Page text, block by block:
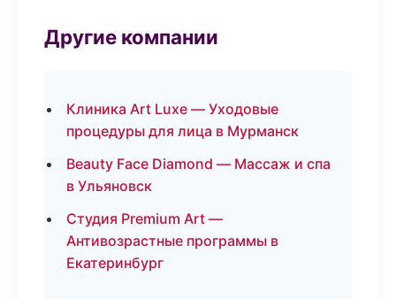
Другие компании
Клиника Art Luxe — Уходовые
процедуры для лица в Мурманск
Beauty Face Diamond — Массаж и спа
в Ульяновск
Студия Premium Art —
Антивозрастные программы в
Екатеринбург